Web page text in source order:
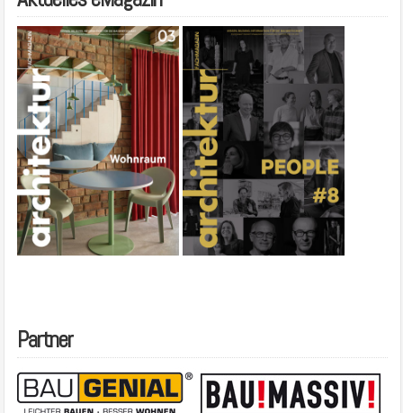
Partner